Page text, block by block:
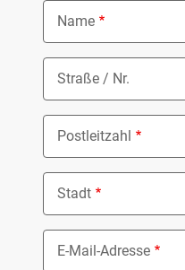
Name
Straße / Nr.
Postleitzahl
Stadt
E-Mail-Adresse